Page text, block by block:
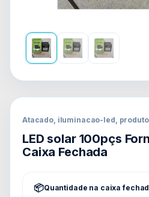
Atacado, iluminacao-led,
LED solar 100pçs
Caixa Fechada
Quantidade na caixa